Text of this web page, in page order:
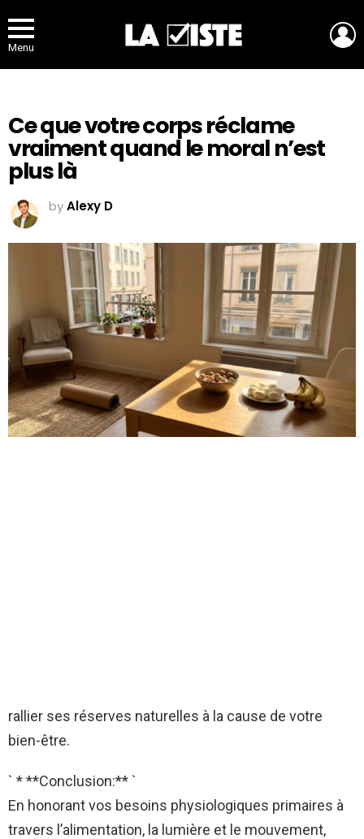
Menu
Ce que votre corps réclame
vraiment quand le moral n’est
plus là
byAlexy D
rallier ses réserves naturelles à la cause de votre
bien-être.
` * **Conclusion:** `
En honorant vos besoins physiologiques primaires à
travers l’alimentation, la lumière et le mouvement,